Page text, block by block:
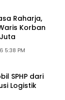
Raharja,
Korban
5:38 PM
SPHP dari
Logistik